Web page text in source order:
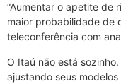
“Aumentar o apetite de
maior probabilidade de
teleconferência com
O Itaú não está
ajustando seus